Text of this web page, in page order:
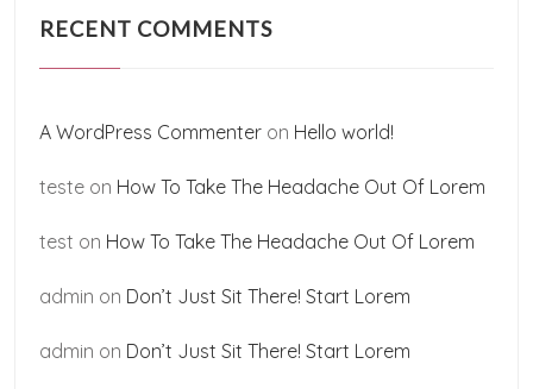
RECENT COMMENTS
A WordPress Commenter on Hello world!
teste on How To Take The Headache Out Of Lorem
test on How To Take The Headache Out Of Lorem
admin on Don’t Just Sit There! Start Lorem
admin on Don’t Just Sit There! Start Lorem